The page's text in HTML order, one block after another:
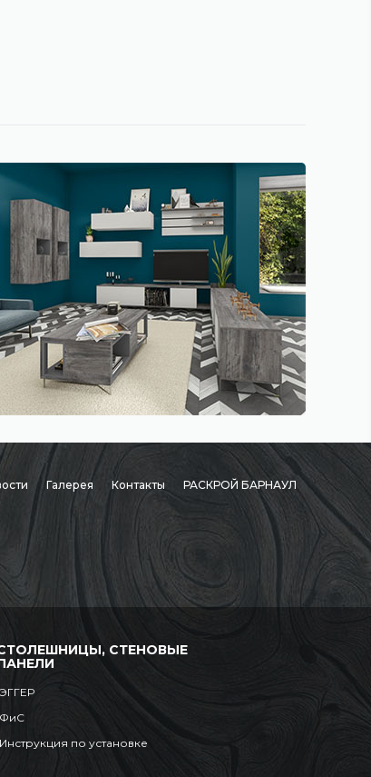
Галерея Контакты РАСКРОЙ БАРНАУЛ
СТЕНОВЫЕ
ЭГГЕР
ФиС
Инструкция по установке